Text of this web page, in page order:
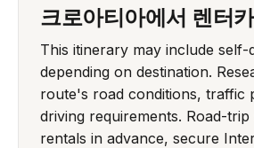
크로아티아에서 렌터
This itinerary may include self-
depending on destination.
route's road conditions, traffic
driving requirements. Road-
rentals in advance, secure